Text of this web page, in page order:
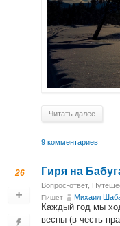
Читать далее
9 комментариев
26 Гиря на
Вопрос-ответ,
Пишет Михаил
Каждый год мы
весны (в честь